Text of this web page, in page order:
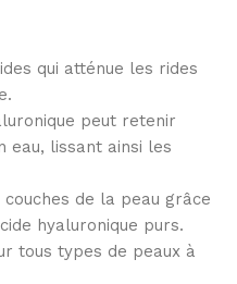
qui atténue les rides
peut retenir
eau, lissant ainsi les
de la peau grâce
hyaluronique purs.
tous types de peaux à